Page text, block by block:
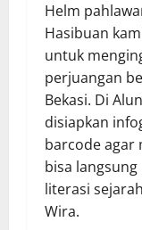
Helm
Hasibuan
untuk
perjuangan
Bekasi. Di
disiapkan
barcode agar
bisa langsung
literasi
Wira.